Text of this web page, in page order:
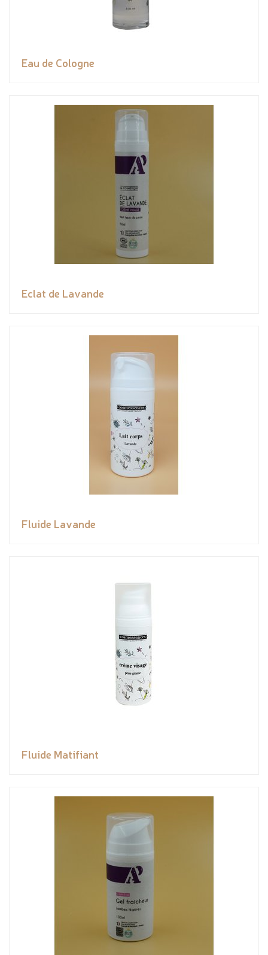
Eau de Cologne
Eclat de Lavande
Fluide Lavande
Fluide Matifiant